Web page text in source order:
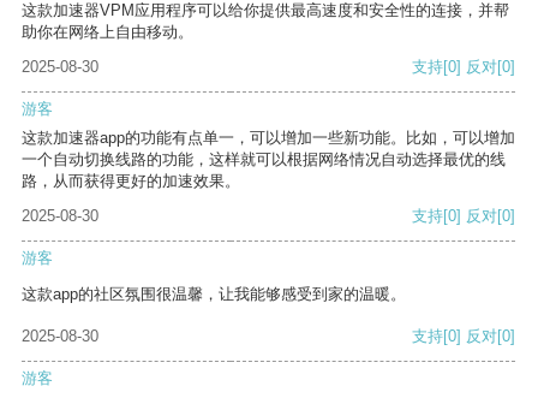
这款加速器VPM应用程序可以给你提供最高速度和安全性的连接，并帮
助你在网络上自由移动。
2025-08-30
支持[0] 反对[0]
游客
这款加速器app的功能有点单一，可以增加一些新功能。比如，可以增加
一个自动切换线路的功能，这样就可以根据网络情况自动选择最优的线
路，从而获得更好的加速效果。
2025-08-30
支持[0] 反对[0]
游客
这款app的社区氛围很温馨，让我能够感受到家的温暖。
2025-08-30 支持[0] 反对[0]
游客